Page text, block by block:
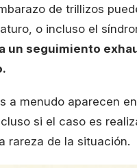
de trillizos
o incluso el
un seguimiento
a menudo aparecen
si el caso es
rareza de la situación.